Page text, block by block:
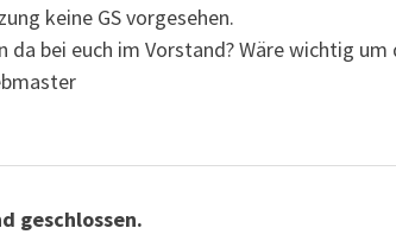
keine GS vorgesehen.
da bei euch im Vorstand? Wäre wichtig
geschlossen.